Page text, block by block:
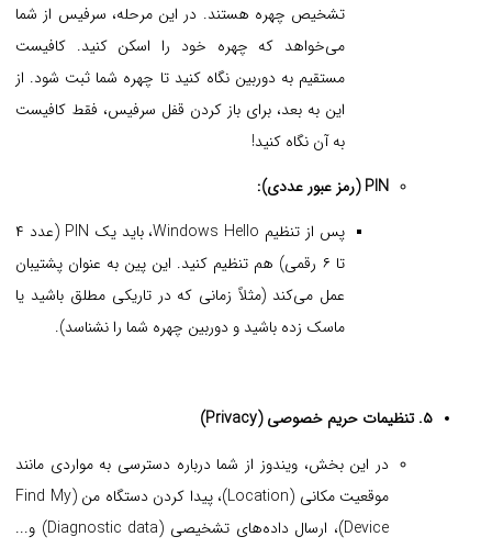
تشخیص چهره هستند. در این مرحله، سرفیس از شما
می‌خواهد که چهره خود را اسکن کنید. کافیست
مستقیم به دوربین نگاه کنید تا چهره شما ثبت شود. از
این به بعد، برای باز کردن قفل سرفیس، فقط کافیست
به آن نگاه کنید!
PIN (رمز عبور عددی):
پس از تنظیم Windows Hello، باید یک PIN (عدد ۴
تا ۶ رقمی) هم تنظیم کنید. این پین به عنوان پشتیبان
عمل می‌کند (مثلاً زمانی که در تاریکی مطلق باشید یا
ماسک زده باشید و دوربین چهره شما را نشناسد).
۵. تنظیمات حریم خصوصی (Privacy)
در این بخش، ویندوز از شما درباره دسترسی به مواردی مانند
موقعیت مکانی (Location)، پیدا کردن دستگاه من (Find My
Device)، ارسال داده‌های تشخیصی (Diagnostic data) و...